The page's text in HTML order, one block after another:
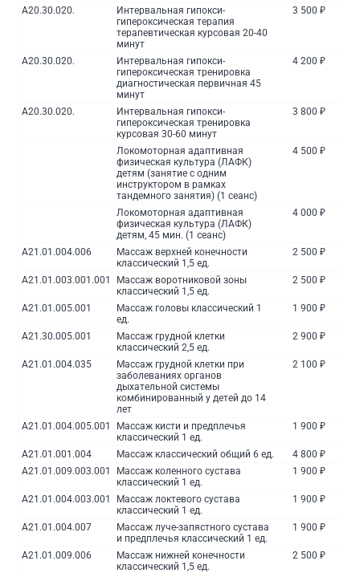
A20.30.020.
Интервальная гипокси-
гипероксическая терапия
терапевтическая курсовая 20-40
минут
3 500 ₽
A20.30.020.
Интервальная гипокси-
гипероксическая тренировка
диагностическая первичная 45
минут
4 200 ₽
A20.30.020.
Интервальная гипокси-
гипероксическая тренировка
курсовая 30-60 минут
3 800 ₽
Локомоторная адаптивная
физическая культура (ЛАФК)
детям (занятие с одним
инструктором в рамках
тандемного занятия) (1 сеанс)
4 500 ₽
Локомоторная адаптивная
физическая культура (ЛАФК)
детям, 45 мин. (1 сеанс)
4 000 ₽
A21.01.004.006
Массаж верхней конечности
классический 1,5 ед.
2 500 ₽
A21.01.003.001.001
Массаж воротниковой зоны
классический 1,5 ед.
2 500 ₽
A21.01.005.001
Массаж головы классический 1
ед.
1 900 ₽
A21.30.005.001
Массаж грудной клетки
классический 2,5 ед.
2 900 ₽
A21.01.004.035
Массаж грудной клетки при
заболеваниях органов
дыхательной системы
комбинированный у детей до 14
лет
2 100 ₽
A21.01.004.005.001
Массаж кисти и предплечья
классический 1 ед.
1 900 ₽
A21.01.001.004 Массаж классический общий 6 ед.
4 800 ₽
A21.01.009.003.001
Массаж коленного сустава
классический 1 ед.
1 900 ₽
A21.01.004.003.001
Массаж локтевого сустава
классический 1 ед.
1 900 ₽
A21.01.004.007
Массаж луче-запястного сустава
и предплечья классический 1 ед.
1 900 ₽
A21.01.009.006
Массаж нижней конечности
классический 1,5 ед.
2 500 ₽